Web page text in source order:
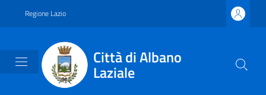
Regione Lazio
Città di Albano
Laziale